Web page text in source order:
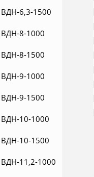
6,3-1500
ВДН-8-1000
ВДН-8-1500
ВДН-9-1000
ВДН-9-1500
ВДН-10-1000
ВДН-10-1500
11,2-1000